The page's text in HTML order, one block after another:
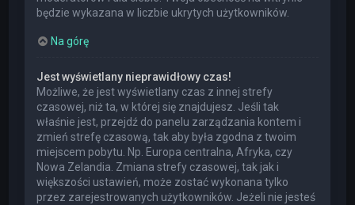
będzie wykazana w liczbie ukrytych użytkowników.
Na górę
Jest wyświetlany nieprawidłowy czas!
Możliwe, że jest wyświetlany czas z innej strefy
czasowej, niż ta, w której się znajdujesz. Jeśli tak
właśnie jest, przejdź do panelu zarządzania kontem i
zmień strefę czasową, tak aby była zgodna z twoim
miejscem pobytu. Np. Europa centralna, Afryka, czy
Nowa Zelandia. Zmiana strefy czasowej, tak jak i
większości ustawień, może zostać wykonana tylko
przez zarejestrowanych użytkowników. Jeżeli nie jesteś